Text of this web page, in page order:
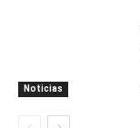
Noticias